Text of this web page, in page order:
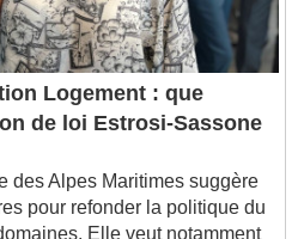
Logement : que
de loi Estrosi-Sassone
des Alpes Maritimes suggère
pour refonder la politique du